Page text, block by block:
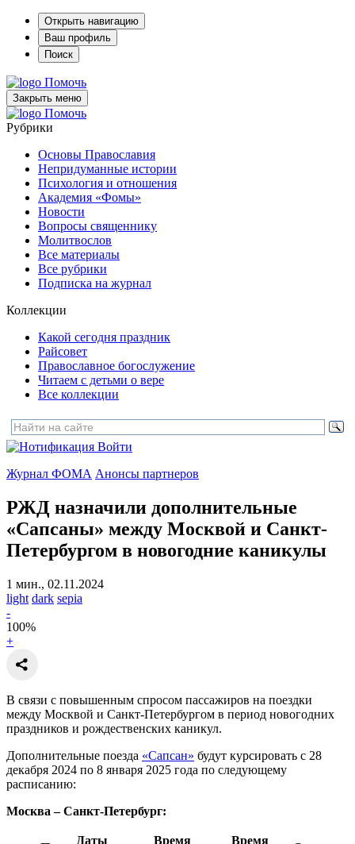
Открыть навигацию
Ваш профиль
Поиск
Помочь
Закрыть меню
Помочь
Рубрики
Основы Православия
Непридуманные истории
Психология и отношения
Академия «Фомы»
Новости
Вопросы священнику
Молитвослов
Все материалы
Все рубрики
Подписка на журнал
Коллекции
Какой сегодня праздник
Райсовет
Православное богослужение
Читаем с детьми о вере
Все коллекции
Войти
Журнал ФОМА Анонсы партнеров
РЖД назначили дополнительные
«Сапсаны» между Москвой и Санкт-
Петербургом в новогодние каникулы
1 мин., 02.11.2024
light dark sepia
-
100%
+
В связи с повышенным спросом пассажиров на поездки
между Москвой и Санкт-Петербургом в период новогодних
праздников и рождественских каникул.
Дополнительные поезда «Сапсан» будут курсировать с 28
декабря 2024 по 8 января 2025 года по следующему
расписанию:
Москва – Санкт-Петербург:
Даты
Время
Время